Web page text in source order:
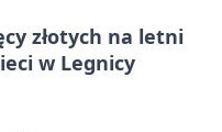
złotych na letni
w Legnicy